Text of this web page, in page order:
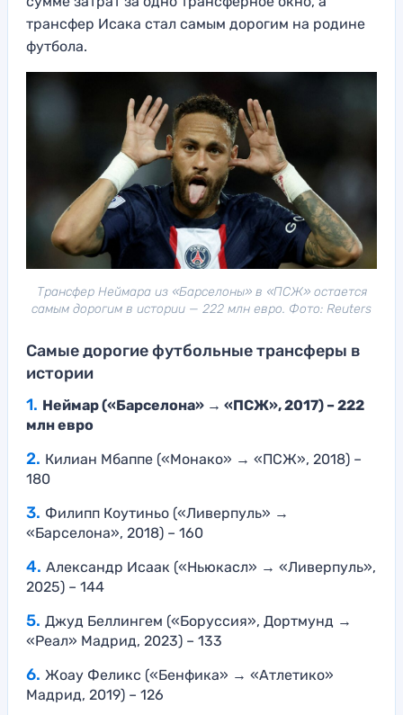
трансфер Исака стал самым дорогим на родине
футбола.
Трансфер Неймара из «Барселоны» в «ПСЖ» остается
самым дорогим в истории — 222 млн евро. Фото: Reuters
Самые дорогие футбольные трансферы в
истории
Неймар («Барселона» → «ПСЖ», 2017) – 222
млн евро
Килиан Мбаппе («Монако» → «ПСЖ», 2018) –
180
Филипп Коутиньо («Ливерпуль» →
«Барселона», 2018) – 160
Александр Исаак («Ньюкасл» → «Ливерпуль»,
2025) – 144
Джуд Беллингем («Боруссия», Дортмунд →
«Реал» Мадрид, 2023) – 133
Жоау Феликс («Бенфика» → «Атлетико»
Мадрид, 2019) – 126